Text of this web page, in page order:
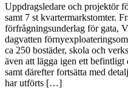
Uppdragsledare och projektör
samt 7 st kvartermarkstomter.
förfrågningsunderlag för gata,
dagvatten
ca 250 bostäder, skola och
även att lägga igen ett
samt därefter fortsätta med
har utförts […]